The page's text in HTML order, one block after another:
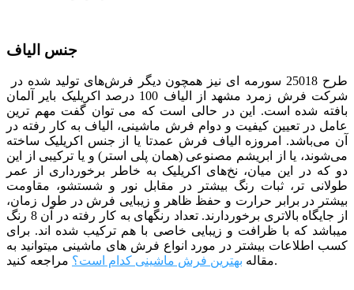
جنس الیاف
طرح 25018 سورمه ای
نیز همچون دیگر فرش‌های تولید شده در
شرکت فرش زمرد مشهد از الیاف 100 درصد اکریلیک بایر آلمان
بافته شده است. این در حالی است که می توان گفت مهم ترین
عامل در تعیین کیفیت و دوام فرش ماشینی، الیاف به کار رفته در
آن می‌باشد. امروزه الیاف فرش عمدتا یا از جنس اکریلیک ساخته
می‌شوند، یا از ابریشم مصنوعی (همان پلی استر) و یا ترکیبی از این
دو که در این میان، نخ‌های اکریلیک به خاطر برخورداری از عمر
طولانی تر، ثبات رنگ بیشتر در مقابل نور و شستشو، مقاومت
بیشتر در برابر حرارت و حفظ ظاهر و زیبایی فرش در طول زمان،
از جایگاه بالاتری برخوردارند. تعداد رنگ­­های به کار رفته در آن 8 رنگ
می­باشد که با ظرافت و زیبایی خاصی با هم ترکیب شده­ اند. برای
کسب اطلاعات بیشتر در مورد انواع فرش های ماشینی میتوانید به
مقاله بهترین فرش ماشینی کدام است؟ مراجعه کنید.